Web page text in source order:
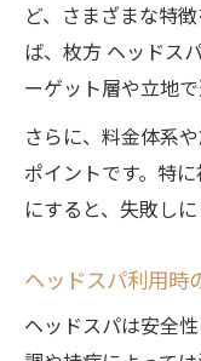
ど、さまざまな特
ば、枚方 ヘッドス
ーゲット層や立地
さらに、料金体系
ポイントです。特
にすると、失敗し
ヘッドスパ利用時
ヘッドスパは安全